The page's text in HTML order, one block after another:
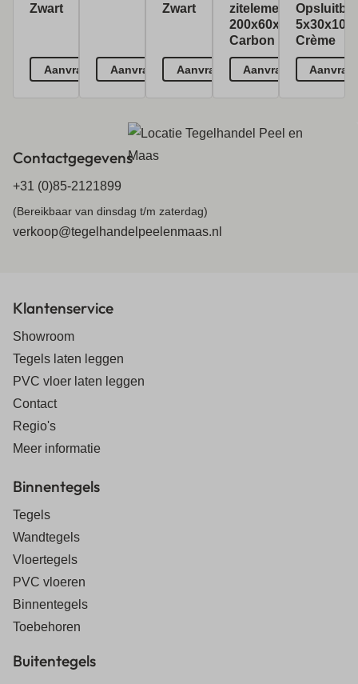
Zwart
Aanvragen Aanvragen
Zwart
Aanvragen
zitelement
200x60x40cm
Carbon
Aanvragen
Crème
Contactgegevens
+31 (0)85-2121899
(Bereikbaar van dinsdag t/m zaterdag)
verkoop@tegelhandelpeelenmaas.nl
Klantenservice
Showroom
Tegels laten leggen
PVC vloer laten leggen
Contact
Regio's
Meer informatie
Binnentegels
Tegels
Wandtegels
Vloertegels
PVC vloeren
Binnentegels
Toebehoren
Buitentegels